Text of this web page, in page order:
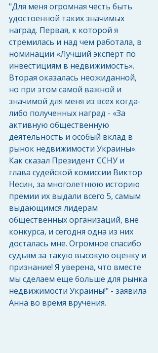
"Для меня огромная честь быть
удостоенной таких значимых
наград. Первая, к которой я
стремилась и над чем работала, в
номинации «Лучший эксперт по
инвестициям в недвижимость».
Вторая оказалась неожиданной,
но при этом самой важной и
значимой для меня из всех когда-
либо полученных наград - «За
активную общественную
деятельность и особый вклад в
рынок недвижимости Украины».
Как сказал Президент ССНУ и
глава судейской комиссии Виктор
Несин, за многолетнюю историю
премии их выдали всего 5, самым
выдающимся лидерам
общественных организаций, вне
конкурса, и сегодня одна из них
досталась мне. Огромное спасибо
судьям за такую высокую оценку и
признание! Я уверена, что вместе
мы сделаем еще больше для рынка
недвижимости Украины!" - заявила
Анна во время вручения.